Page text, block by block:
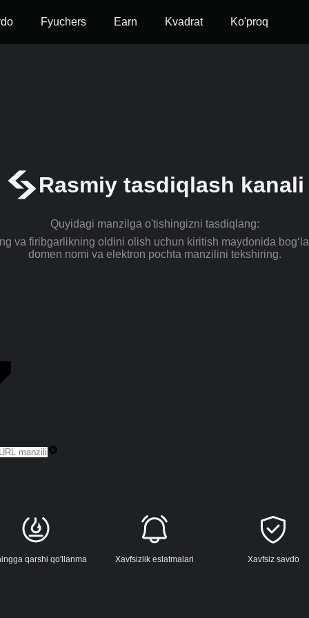
Fyuchers Earn Kvadrat Ko'proq
Rasmiy tasdiqlash kanali
Quyidagi manzilga o'tishingizni tasdiqlang:
va firibgarlikning oldini olish uchun kiritish maydonida
domen nomi va elektron pochta manzilini tekshiring.
qarshi qo'llanma Xavfsizlik eslatmalari Xavfsiz savdo